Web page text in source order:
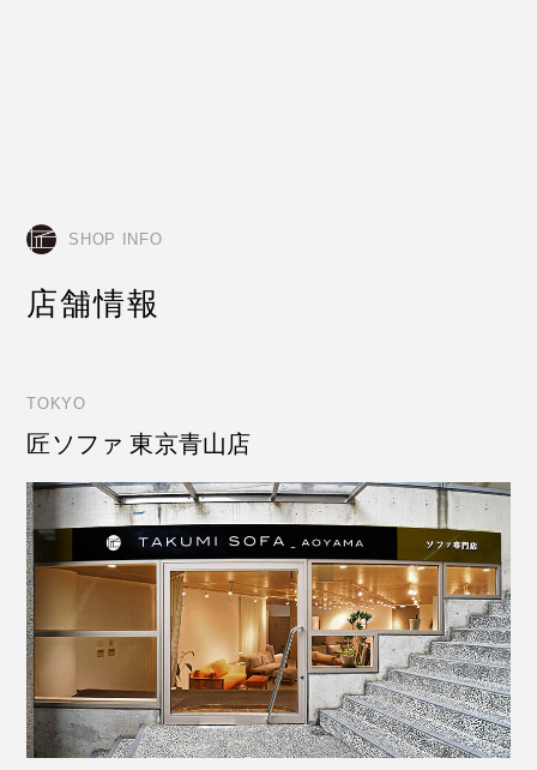
SHOP INFO
店舗情報
TOKYO
匠ソファ 東京青山店